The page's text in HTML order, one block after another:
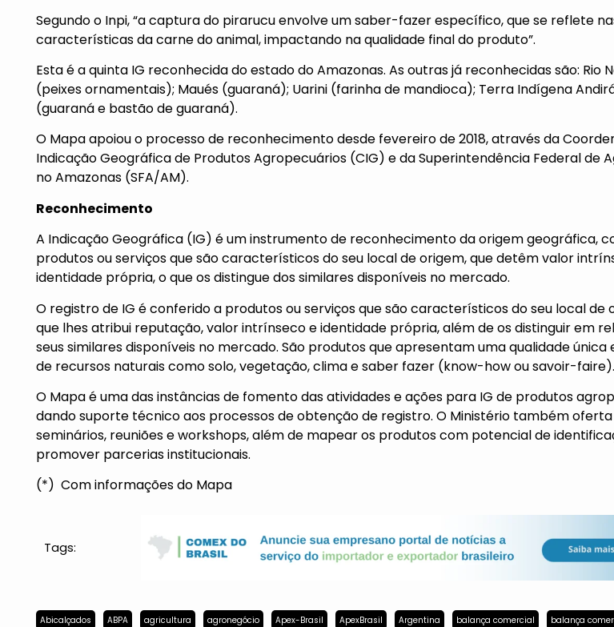
Segundo o Inpi, “a captura do pirarucu envolve um saber-fazer específico, que se reflete
características da carne do animal, impactando na qualidade final do produto”.
Esta é a quinta IG reconhecida do estado do Amazonas. As outras já reconhecidas são: Rio
(peixes ornamentais); Maués (guaraná); Uarini (farinha de mandioca); Terra Indígena
(guaraná e bastão de guaraná).
O Mapa apoiou o processo de reconhecimento desde fevereiro de 2018, através da
Indicação Geográfica de Produtos Agropecuários (CIG) e da Superintendência Federal de
no Amazonas (SFA/AM).
Reconhecimento
A Indicação Geográfica (IG) é um instrumento de reconhecimento da origem geográfica,
produtos ou serviços que são característicos do seu local de origem, que detêm valor
identidade própria, o que os distingue dos similares disponíveis no mercado.
O registro de IG é conferido a produtos ou serviços que são característicos do seu local de
que lhes atribui reputação, valor intrínseco e identidade própria, além de os distinguir em
seus similares disponíveis no mercado. São produtos que apresentam uma qualidade única
de recursos naturais como solo, vegetação, clima e saber fazer (know-how ou savoir-faire).
O Mapa é uma das instâncias de fomento das atividades e ações para IG de produtos
dando suporte técnico aos processos de obtenção de registro. O Ministério também oferta
seminários, reuniões e workshops, além de mapear os produtos com potencial de
promover parcerias institucionais.
(*) Com informações do Mapa
Tags:
Abicalçados ABPA agricultura agronegócio Apex-Brasil ApexBrasil Argentina balança comercial balança